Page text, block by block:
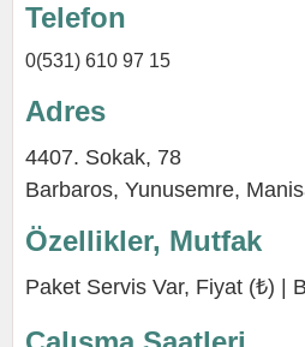
Telefon
0(531) 610 97 15
Adres
4407. Sokak, 78
Barbaros, Yunusemre,
Özellikler, Mutfak
Paket Servis Var, Fiyat (₺) |